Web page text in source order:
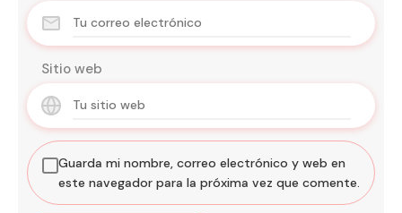
Sitio web
Guarda mi nombre, correo electrónico y web en
este navegador para la próxima vez que comente.